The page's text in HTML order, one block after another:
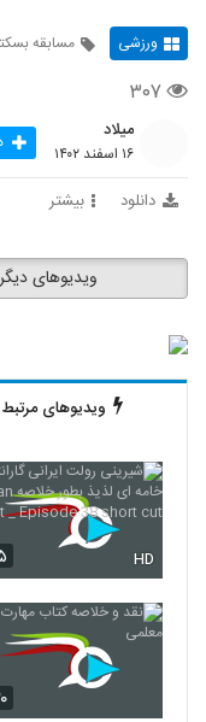
ورزشی مسابقه
۳۰۷
میلاد
۱۶ اسفند ۱۴۰۲
دانلود بیشتر
ویدیوهای
ویدیوهای مرتبط
HD